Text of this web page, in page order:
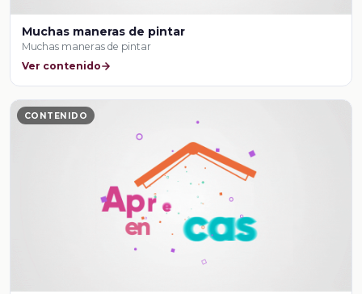
Muchas maneras de pintar
Muchas maneras de pintar
Ver contenido
CONTENIDO